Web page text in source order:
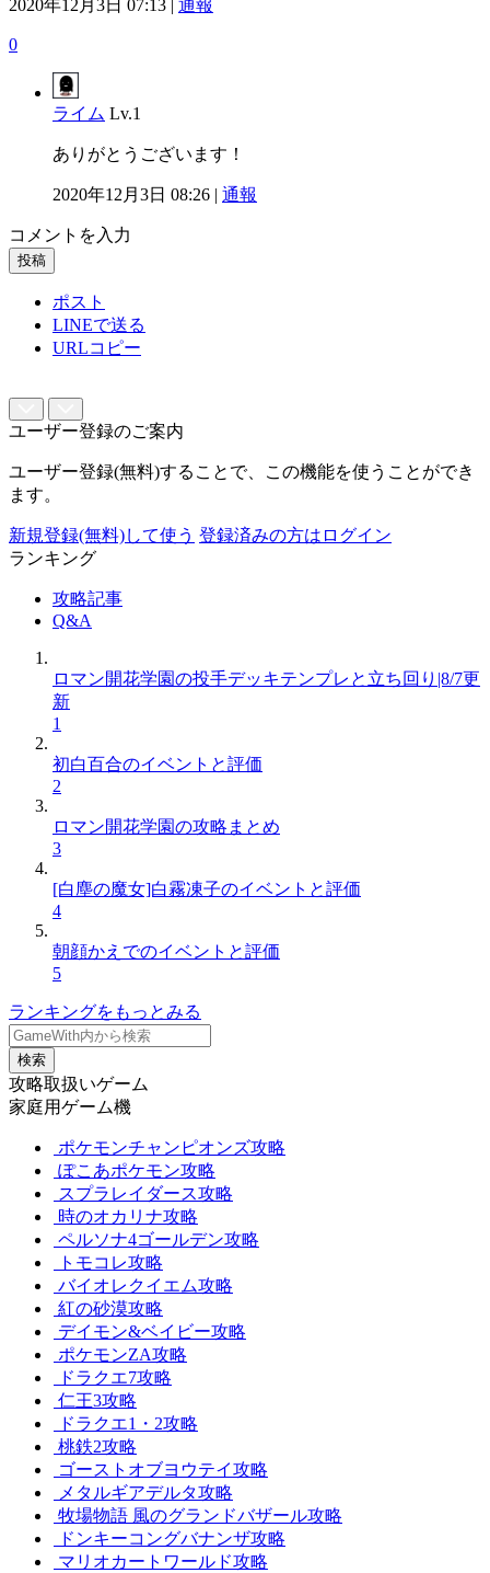
2020年12月3日 07:13 | 通報
0
ライム Lv.1
ありがとうございます！
2020年12月3日 08:26 | 通報
コメントを入力
投稿
ポスト
LINEで送る
URLコピー
ユーザー登録のご案内
ユーザー登録(無料)することで、この機能を使うことができ
ます。
新規登録(無料)して使う 登録済みの方はログイン
ランキング
攻略記事
Q&A
ロマン開花学園の投手デッキテンプレと立ち回り|8/7更
新
1
初白百合のイベントと評価
2
ロマン開花学園の攻略まとめ
3
[白塵の魔女]白霧凍子のイベントと評価
4
朝顔かえでのイベントと評価
5
ランキングをもっとみる
検索
攻略取扱いゲーム
家庭用ゲーム機
ポケモンチャンピオンズ攻略
ぽこあポケモン攻略
スプラレイダース攻略
時のオカリナ攻略
ペルソナ4ゴールデン攻略
トモコレ攻略
バイオレクイエム攻略
紅の砂漠攻略
デイモン&ベイビー攻略
ポケモンZA攻略
ドラクエ7攻略
仁王3攻略
ドラクエ1・2攻略
桃鉄2攻略
ゴーストオブヨウテイ攻略
メタルギアデルタ攻略
牧場物語 風のグランドバザール攻略
ドンキーコングバナンザ攻略
マリオカートワールド攻略